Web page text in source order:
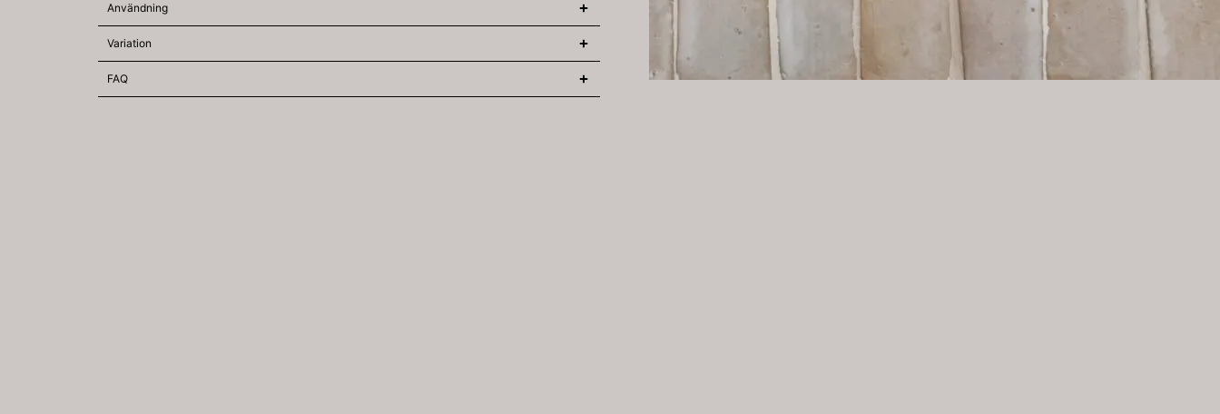
Användning
Variation
FAQ